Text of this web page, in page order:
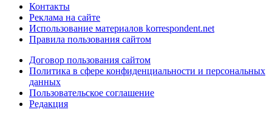
Контакты
Реклама на сайте
Использование материалов korrespondent.net
Правила пользования сайтом
Договор пользования сайтом
Политика в сфере конфиденциальности и персональных
данных
Пользовательское соглашение
Редакция